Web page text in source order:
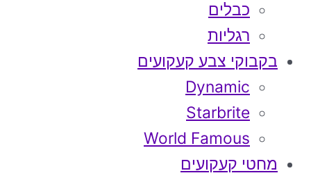
כבלים
רגליות
בקבוקי צבע קעקועים
Dynamic
Starbrite
World Famous
מחטי קעקועים